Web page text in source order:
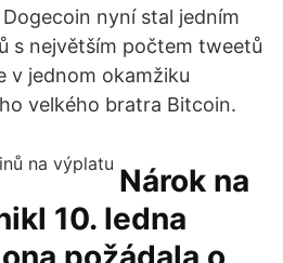
nyní stal jedním
s největším počtem tweetů
v jednom okamžiku
velkého bratra Bitcoin.
Nárok na
10. ledna